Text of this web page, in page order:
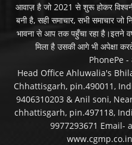
आवाज़ है जो 2021 से शुरू होकर
बनी है, सही समाचार, सभी समाचार जो
भावना से आप तक पहुँचा रहा है।इतने
मिला है उसकी आगे भी अपेक्षा
PhonePe
Head Office Ahluwalia's
Chhattisgarh, pin.490011,
9406310203 & Anil soni,
chhattisgarh, pin.497118,
9977293671 Email-